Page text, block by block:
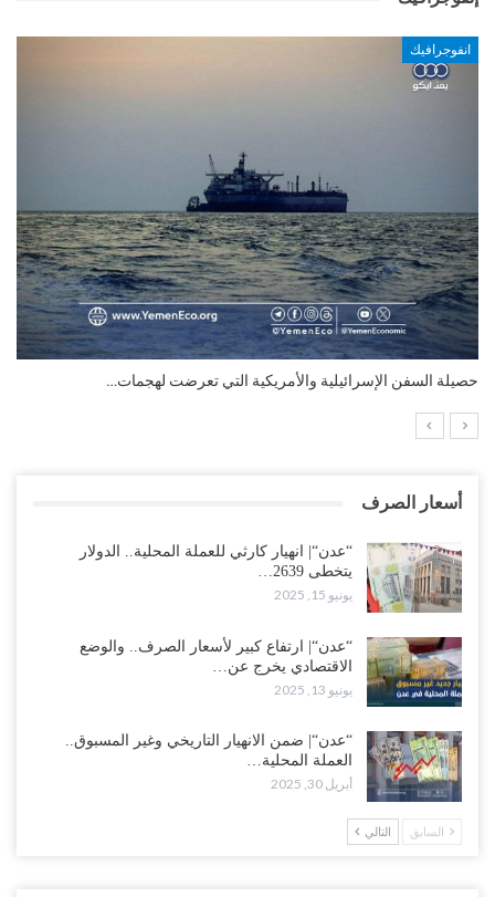
انفوجرافيك
التضخم السنوي لمنطقة اليورو.. “إنفوجرافيك“..!
أسعار الصرف
“عدن“| انهيار كارثي للعملة المحلية.. الدولار
يتخطى 2639…
يونيو 15, 2025
“عدن“| ارتفاع كبير لأسعار الصرف.. والوضع
الاقتصادي يخرج عن…
يونيو 13, 2025
“عدن“| ضمن الانهيار التاريخي وغير المسبوق..
العملة المحلية…
أبريل 30, 2025
السابق التالي